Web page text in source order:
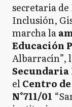
secretaria
Inclusión,
marcha la
Educación
Albarracín”,
Secundaria
elCentro
N°711/01